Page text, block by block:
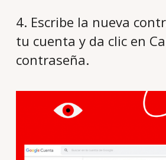
4. Escribe la nueva
tu cuenta y da clic en
contraseña.